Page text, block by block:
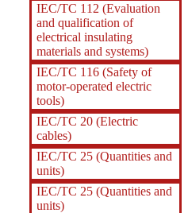
IEC/TC 112 (Evaluation
and qualification of
electrical insulating
materials and systems)
IEC/TC 116 (Safety of
motor-operated electric
tools)
IEC/TC 20 (Electric
cables)
IEC/TC 25 (Quantities and
units)
IEC/TC 25 (Quantities and
units)